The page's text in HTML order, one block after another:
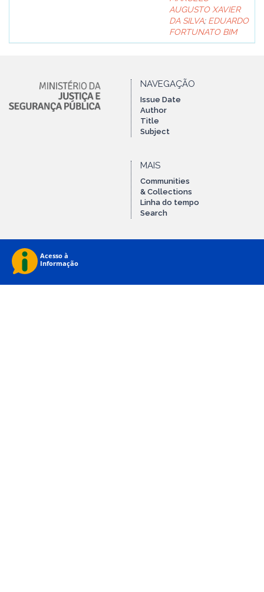
AUGUSTO XAVIER
DA SILVA; EDUARDO
FORTUNATO BIM
NAVEGAÇÃO
Issue Date
Author
Title
Subject
MAIS
Communities
& Collections
Linha do tempo
Search